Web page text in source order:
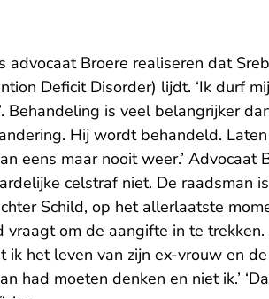
advocaat Broere realiseren dat
Deficit Disorder) lijdt. ‘Ik durf
Behandeling is veel belangrijker
Hij wordt behandeld.
eens maar nooit weer.’ Advocaat
celstraf niet. De raadsman
Schild, op het allerlaatste
om de aangifte in te
ik het leven van zijn ex-vrouw en
had moeten denken en niet ik.’